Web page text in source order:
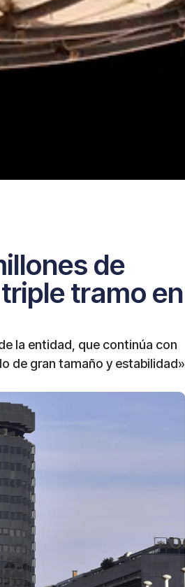
de
tramo en
la entidad, que continúa con
de gran tamaño y estabilidad»